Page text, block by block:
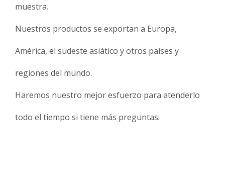
muestra.
Nuestros productos se exportan a Europa,
América, el sudeste asiático y otros países y
regiones del mundo.
Haremos nuestro mejor esfuerzo para atenderlo
todo el tiempo si tiene más preguntas.